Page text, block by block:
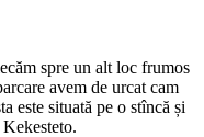
spre un alt loc frumos
avem de urcat cam
este situată pe o stîncă și